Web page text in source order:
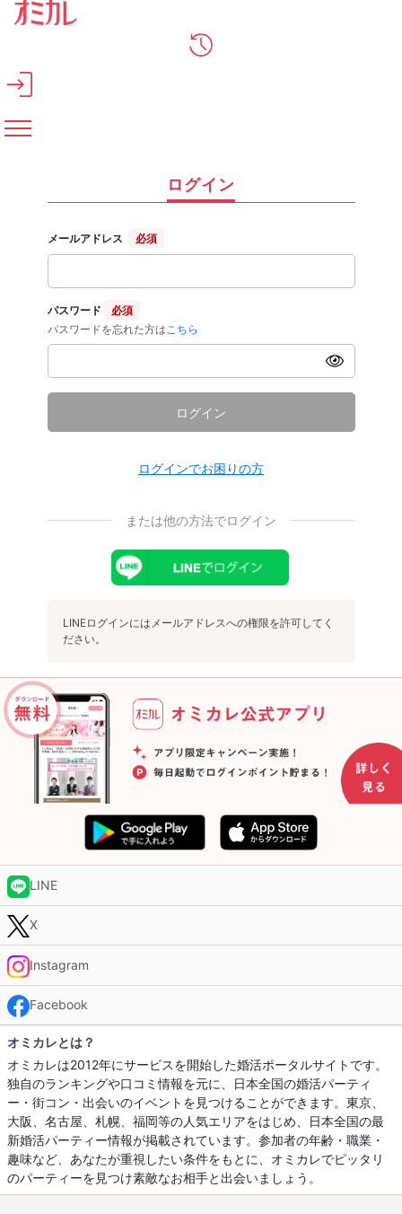
メインコンテンツへスキップ
ログイン
メールアドレス 必須
パスワード
必須
パスワードを忘れた方は こちら
ログイン
ログインでお困りの方
または他の方法でログイン
LINEログインにはメールアドレスへの権限を許可してく
ださい。
LINE
X
Instagram
Facebook
オミカレとは？
オミカレは2012年にサービスを開始した婚活ポータルサイトです。
独自のランキングや口コミ情報を元に、日本全国の婚活パーティ
ー・街コン・出会いのイベントを見つけることができます。東京、
大阪、名古屋、札幌、福岡等の人気エリアをはじめ、日本全国の最
新婚活パーティー情報が掲載されています。参加者の年齢・職業・
趣味など、あなたが重視したい条件をもとに、オミカレでピッタリ
のパーティーを見つけ素敵なお相手と出会いましょう。